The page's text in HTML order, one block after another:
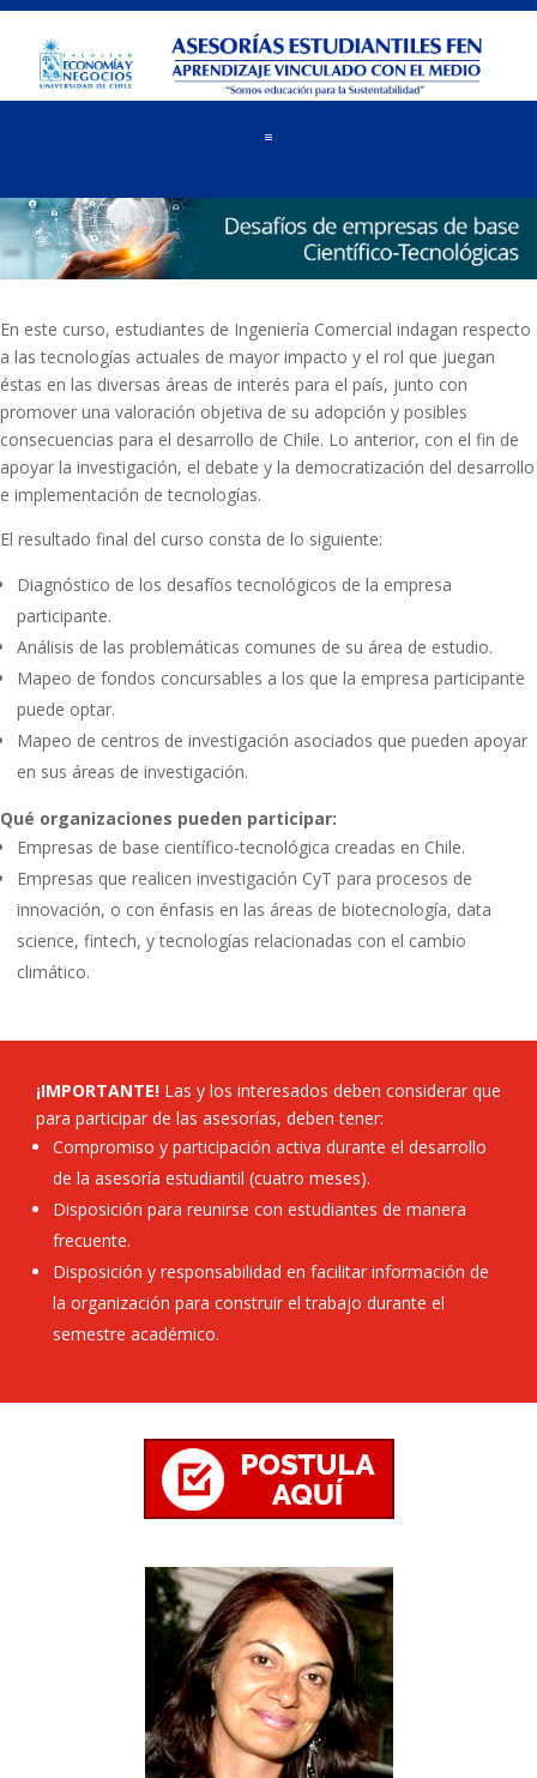
En este curso, estudiantes de Ingeniería Comercial indagan respecto
a las tecnologías actuales de mayor impacto y el rol que juegan
éstas en las diversas áreas de interés para el país, junto con
promover una valoración objetiva de su adopción y posibles
consecuencias para el desarrollo de Chile. Lo anterior, con el fin de
apoyar la investigación, el debate y la democratización del desarrollo
e implementación de tecnologías.
El resultado final del curso consta de lo siguiente:
Diagnóstico de los desafíos tecnológicos de la empresa
participante.
Análisis de las problemáticas comunes de su área de estudio.
Mapeo de fondos concursables a los que la empresa participante
puede optar.
Mapeo de centros de investigación asociados que pueden apoyar
en sus áreas de investigación.
Qué organizaciones pueden participar:
Empresas de base científico-tecnológica creadas en Chile.
Empresas que realicen investigación CyT para procesos de
innovación, o con énfasis en las áreas de biotecnología, data
science, fintech, y tecnologías relacionadas con el cambio
climático.
¡IMPORTANTE! Las y los interesados deben considerar que
para participar de las asesorías, deben tener:
Compromiso y participación activa durante el desarrollo
de la asesoría estudiantil (cuatro meses).
Disposición para reunirse con estudiantes de manera
frecuente.
Disposición y responsabilidad en facilitar información de
la organización para construir el trabajo durante el
semestre académico.